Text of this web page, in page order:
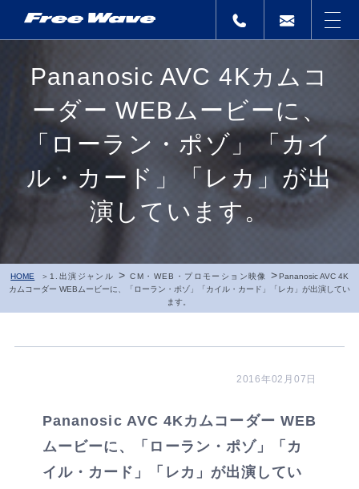
Pananosic AVC 4Kカムコ
ーダー WEBムービーに、
「ローラン・ポゾ」「カイ
ル・カード」「レカ」が出
演しています。
HOME 1.出演ジャンル >CM・WEB・プロモーション映像 >Pananosic AVC 4K
カムコーダー WEBムービーに、「ローラン・ポゾ」「カイル・カード」「レカ」が出演してい
ます。
2016年02月07日
Pananosic AVC 4Kカムコーダー WEB
ムービーに、「ローラン・ポゾ」「カ
イル・カード」「レカ」が出演してい